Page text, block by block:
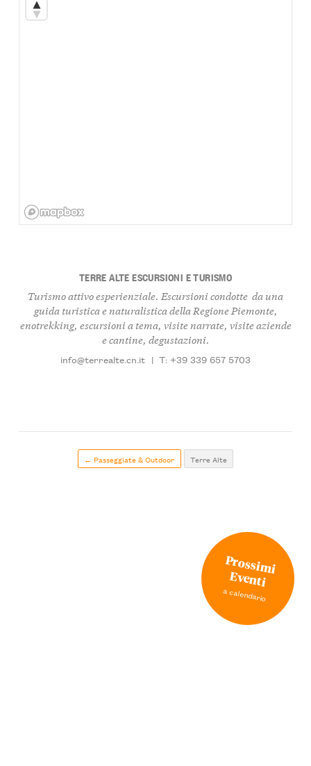
TERRE ALTE ESCURSIONI E TURISMO
Turismo attivo esperienziale. Escursioni condotte da una
guida turistica e naturalistica della Regione Piemonte,
enotrekking, escursioni a tema, visite narrate, visite aziende
e cantine, degustazioni.
info@terrealte.cn.it | T: +39 339 657 5703
← Passeggiate & Outdoor Terre Alte
Prossimi
Eventi
a calendario